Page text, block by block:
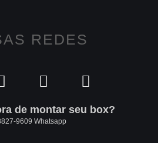
REDES
de montar seu box?
9609 Whatsapp